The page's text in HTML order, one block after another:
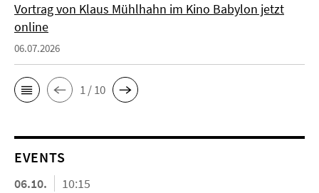
Vortrag von Klaus Mühlhahn im Kino Babylon jetzt
online
06.07.2026
1 / 10
EVENTS
06.10.
10:15